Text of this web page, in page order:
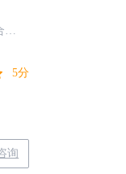
5分
询